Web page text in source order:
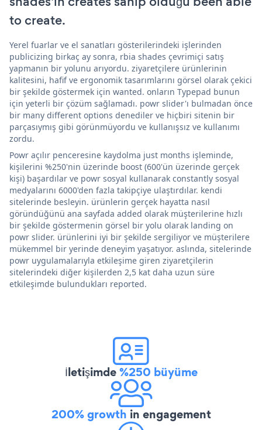
to create.
Yerel fuarlar ve el sanatları gösterilerindeki işlerinden
publicizing birkaç ay sonra, rbia shades çevrimiçi satış
yapmanın bir yolunu arıyordu. ziyaretçilere ürünlerinin
kalitesini, hafif ve ergonomik tasarımlarını görsel olarak çekici
bir şekilde göstermek için wanted. onların Typepad bunun
için yeterli bir çözüm sağlamadı. powr slider'ı bulmadan önce
bir many different options denediler ve hiçbiri sitenin bir
parçasıymış gibi görünmüyordu ve kullanışsız ve kullanımı
zordu.
Powr açılır penceresine kaydolma just months işleminde,
kişilerini %250'nin üzerinde boost (600'ün üzerinde gerçek
kişi) başardılar ve powr sosyal kullanarak constantly sosyal
medyalarını 6000'den fazla takipçiye ulaştırdılar. kendi
sitelerinde besleyin. ürünlerin gerçek hayatta nasıl
göründüğünü ana sayfada added olarak müşterilerine hızlı
bir şekilde göstermenin görsel bir yolu olarak landing on
powr slider. ürünlerini iyi bir şekilde sergiliyor ve müşterilere
mükemmel bir yerinde deneyim yaşatıyor. aslında, sitelerinde
powr uygulamalarıyla etkileşime giren ziyaretçilerin
sitelerindeki diğer kişilerden 2,5 kat daha uzun süre
etkileşimde bulundukları reported.
İletişimde%250 büyüme
200% growth in engagement